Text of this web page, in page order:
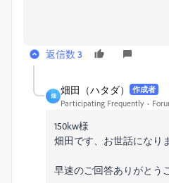
返信数 3
畑
畑田（ハタダ） 作成者
Participating Frequently
150kw様
畑田です、お世話になり
早速のご回答ありがとう